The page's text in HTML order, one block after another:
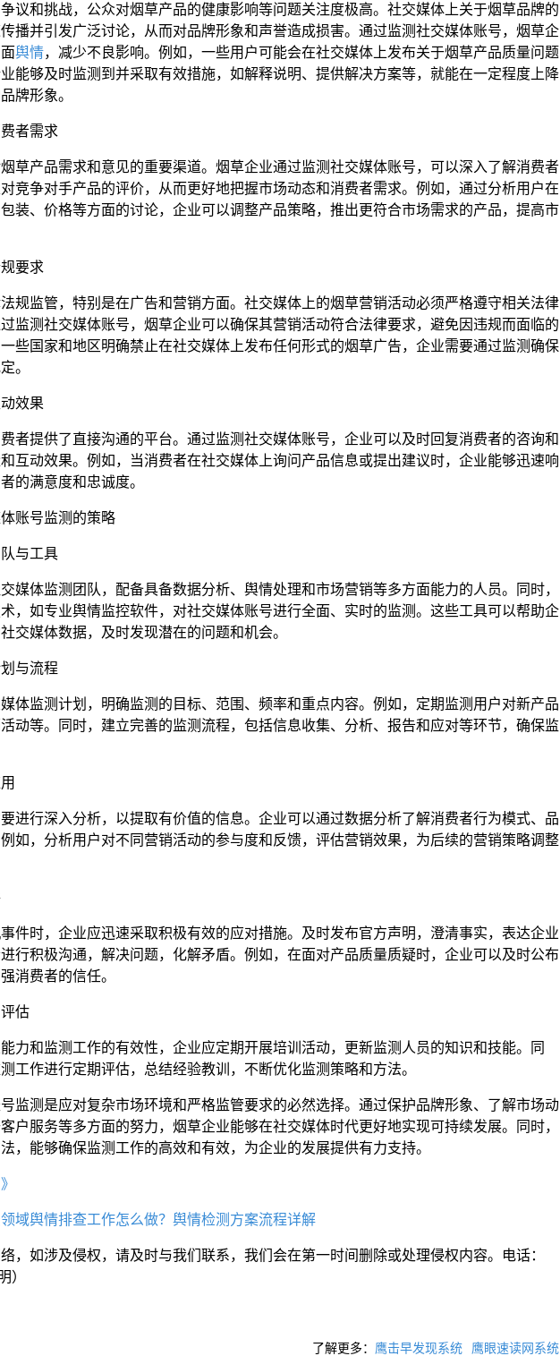
议和挑战，公众对烟草产品的健康影响等问题关注度极高。社交媒体上关于烟草品牌的
播并引发广泛讨论，从而对品牌形象和声誉造成损害。通过监测社交媒体账号，烟草企
舆情，减少不良影响。例如，一些用户可能会在社交媒体上发布关于烟草产品质量问题
能够及时监测到并采取有效措施，如解释说明、提供解决方案等，就能在一定程度上降
牌形象。
者需求
草产品需求和意见的重要渠道。烟草企业通过监测社交媒体账号，可以深入了解消费者
竞争对手产品的评价，从而更好地把握市场动态和消费者需求。例如，通过分析用户在
装、价格等方面的讨论，企业可以调整产品策略，推出更符合市场需求的产品，提高市
要求
规监管，特别是在广告和营销方面。社交媒体上的烟草营销活动必须严格遵守相关法律
监测社交媒体账号，烟草企业可以确保其营销活动符合法律要求，避免因违规而面临的
些国家和地区明确禁止在社交媒体上发布任何形式的烟草广告，企业需要通过监测确保
。
效果
者提供了直接沟通的平台。通过监测社交媒体账号，企业可以及时回复消费者的咨询和
互动效果。例如，当消费者在社交媒体上询问产品信息或提出建议时，企业能够迅速响
的满意度和忠诚度。
账号监测的策略
与工具
媒体监测团队，配备具备数据分析、舆情处理和市场营销等多方面能力的人员。同时，
，如专业舆情监控软件，对社交媒体账号进行全面、实时的监测。这些工具可以帮助企
交媒体数据，及时发现潜在的问题和机会。
与流程
体监测计划，明确监测的目标、范围、频率和重点内容。例如，定期监测用户对新产品
动等。同时，建立完善的监测流程，包括信息收集、分析、报告和应对等环节，确保监
进行深入分析，以提取有价值的信息。企业可以通过数据分析了解消费者行为模式、品
如，分析用户对不同营销活动的参与度和反馈，评估营销效果，为后续的营销策略调整
件时，企业应迅速采取积极有效的应对措施。及时发布官方声明，澄清事实，表达企业
行积极沟通，解决问题，化解矛盾。例如，在面对产品质量质疑时，企业可以及时公布
消费者的信任。
估
力和监测工作的有效性，企业应定期开展培训活动，更新监测人员的知识和技能。同
工作进行定期评估，总结经验教训，不断优化监测策略和方法。
监测是应对复杂市场环境和严格监管要求的必然选择。通过保护品牌形象、了解市场动
户服务等多方面的努力，烟草企业能够在社交媒体时代更好地实现可持续发展。同时，
，能够确保监测工作的高效和有效，为企业的发展提供有力支持。
域舆情排查工作怎么做？舆情检测方案流程详解
，如涉及侵权，请及时与我们联系，我们会在第一时间删除或处理侵权内容。电话：
）
了解更多： 鹰击早发现系统 鹰眼速读网系统